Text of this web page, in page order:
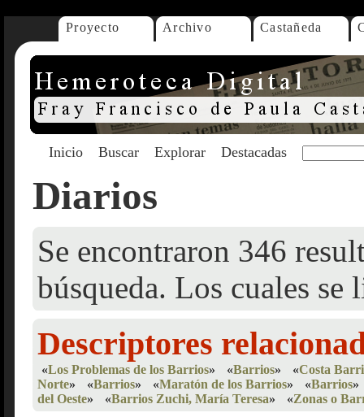
Proyecto Archivo Castañeda
Inicio Buscar Explorar Destacadas
Diarios
Se encontraron 346
búsqueda. Los cuales se
Descriptores
«Los Problemas de los Barrios» «Barrios» «Costa
Norte» «Barrios» «Maratón de los Barrios» «Barrios»
del Oeste» «Barrios Zuchi, María Teresa» «Zonas o